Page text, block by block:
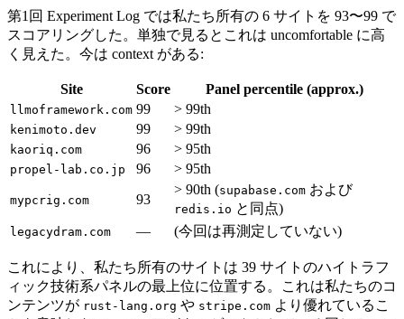
第1回 Experiment Log では私たち所有の 6 サイトを 93〜99 で
スコアリングした。単独で見るとこれは uncomfortable に高
く見えた。今は context がある:
Site Score Panel percentile (approx.)
llmoframework.com 99 > 99th
kenimoto.dev 99 > 99th
kaoriq.com 96 > 95th
propel-lab.co.jp 96 > 95th
mypcrig.com 93
> 90th (supabase.com および
redis.io と同点)
legacydram.com — (今回は再測定していない)
これにより、私たち所有のサイトは 39 サイトのハイトラフ
ィック技術系パネルの最上位に位置する。これは私たちのコ
ンテンツが rust-lang.org や stripe.com より優れているこ